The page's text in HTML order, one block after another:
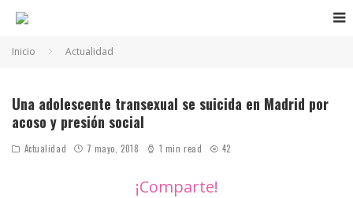
Inicio Actualidad
Una adolescente transexual se suicida en Madrid por
acoso y presión social
Actualidad 7 mayo, 2018 1 min read 42
¡Comparte!